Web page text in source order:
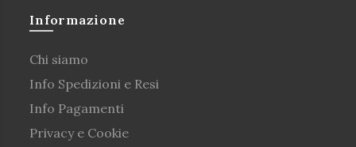
Informazione
Chi siamo
Info Spedizioni e Resi
Info Pagamenti
Privacy e Cookie